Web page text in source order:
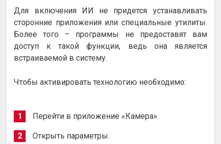
Для включения ИИ не придется устанавливать
сторонние приложения или специальные утилиты.
Более того – программы не предоставят вам
доступ к такой функции, ведь она является
встраиваемой в систему.
Чтобы активировать технологию необходимо:
Перейти в приложение «Камера».
Открыть параметры.